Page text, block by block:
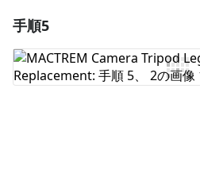
コメントを追加
手順5